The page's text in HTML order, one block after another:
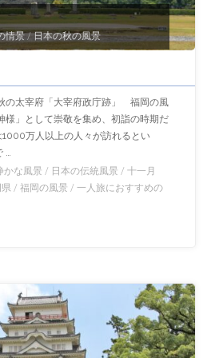
情景 / 日本の秋の風景
の太宰府「大宰府政庁跡」 福岡の風
」として崇敬を集め、初詣の時期だ
万人以上の人々が訪れるとい
かな風景 / 日本の伝統風景 /十一月
/福岡の風景 /一人旅におすすめの